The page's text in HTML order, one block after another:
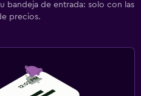
bandeja de entrada: solo con las
precios.